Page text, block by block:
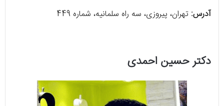
آدرس: تهران، پیروزی، سه راه سلمانیه، شماره 449
دکتر حسین احمدی